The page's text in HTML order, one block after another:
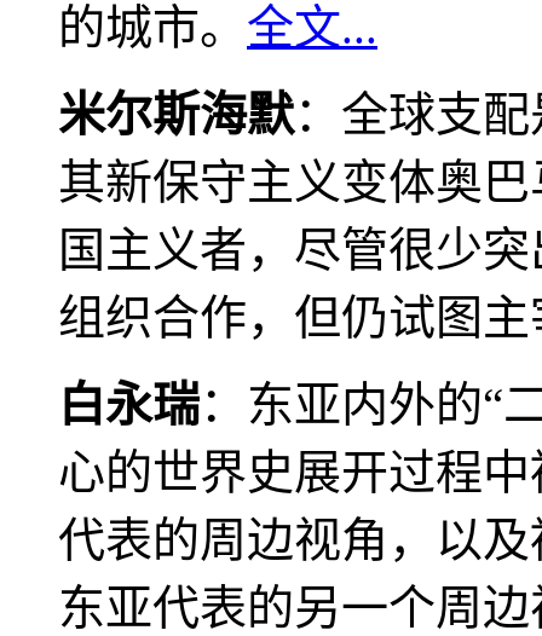
的城市。 全文...
米尔斯海默：全球支
其新保守主义变体奥
国主义者，尽管很少
组织合作，但仍试图
白永瑞：东亚内外的“
心的世界史展开过程
代表的周边视角，以
东亚代表的另一个周